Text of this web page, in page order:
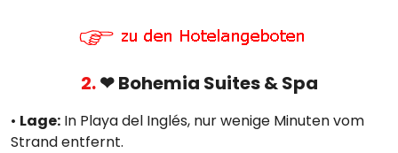
2.❤ Bohemia Suites & Spa
• Lage: In Playa del Inglés, nur wenige Minuten vom
Strand entfernt.